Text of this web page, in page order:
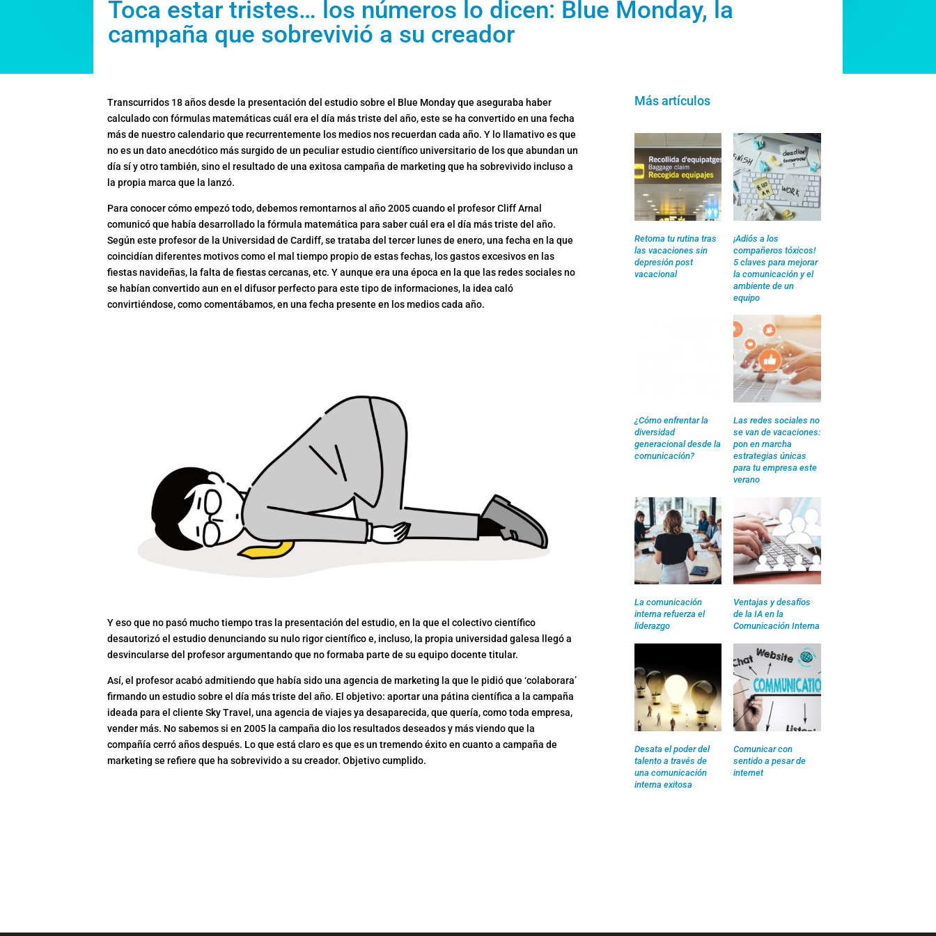
Toca estar tristes… los números lo dicen: Blue Monday, la
campaña que sobrevivió a su creador
Transcurridos 18 años desde la presentación del estudio sobre el Blue Monday que aseguraba haber
calculado con fórmulas matemáticas cuál era el día más triste del año, este se ha convertido en una fecha
más de nuestro calendario que recurrentemente los medios nos recuerdan cada año. Y lo llamativo es que
no es un dato anecdótico más surgido de un peculiar estudio científico universitario de los que abundan un
día sí y otro también, sino el resultado de una exitosa campaña de marketing que ha sobrevivido incluso a
la propia marca que la lanzó.
Para conocer cómo empezó todo, debemos remontarnos al año 2005 cuando el profesor Cliff Arnal
comunicó que había desarrollado la fórmula matemática para saber cuál era el día más triste del año.
Según este profesor de la Universidad de Cardiff, se trataba del tercer lunes de enero, una fecha en la que
coincidían diferentes motivos como el mal tiempo propio de estas fechas, los gastos excesivos en las
fiestas navideñas, la falta de fiestas cercanas, etc. Y aunque era una época en la que las redes sociales no
se habían convertido aun en el difusor perfecto para este tipo de informaciones, la idea caló
convirtiéndose, como comentábamos, en una fecha presente en los medios cada año.
Y eso que no pasó mucho tiempo tras la presentación del estudio, en la que el colectivo científico
desautorizó el estudio denunciando su nulo rigor científico e, incluso, la propia universidad galesa llegó a
desvincularse del profesor argumentando que no formaba parte de su equipo docente titular.
Así, el profesor acabó admitiendo que había sido una agencia de marketing la que le pidió que ‘colaborara’
firmando un estudio sobre el día más triste del año. El objetivo: aportar una pátina científica a la campaña
ideada para el cliente Sky Travel, una agencia de viajes ya desaparecida, que quería, como toda empresa,
vender más. No sabemos si en 2005 la campaña dio los resultados deseados y más viendo que la
compañía cerró años después. Lo que está claro es que es un tremendo éxito en cuanto a campaña de
marketing se refiere que ha sobrevivido a su creador. Objetivo cumplido.
Más artículos
Retoma tu rutina tras
las vacaciones sin
depresión post
vacacional
¡Adiós a los
compañeros tóxicos!
5 claves para mejorar
la comunicación y el
ambiente de un
equipo
¿Cómo enfrentar la
diversidad
generacional desde la
comunicación?
Las redes sociales no
se van de vacaciones:
pon en marcha
estrategias únicas
para tu empresa este
verano
La comunicación
interna refuerza el
liderazgo
Ventajas y desafíos
de la IA en la
Comunicación Interna
Desata el poder del
talento a través de
una comunicación
interna exitosa
Comunicar con
sentido a pesar de
internet